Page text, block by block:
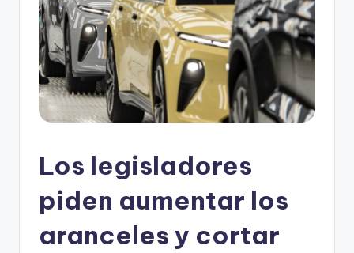
Los legisladores
piden aumentar los
aranceles y cortar